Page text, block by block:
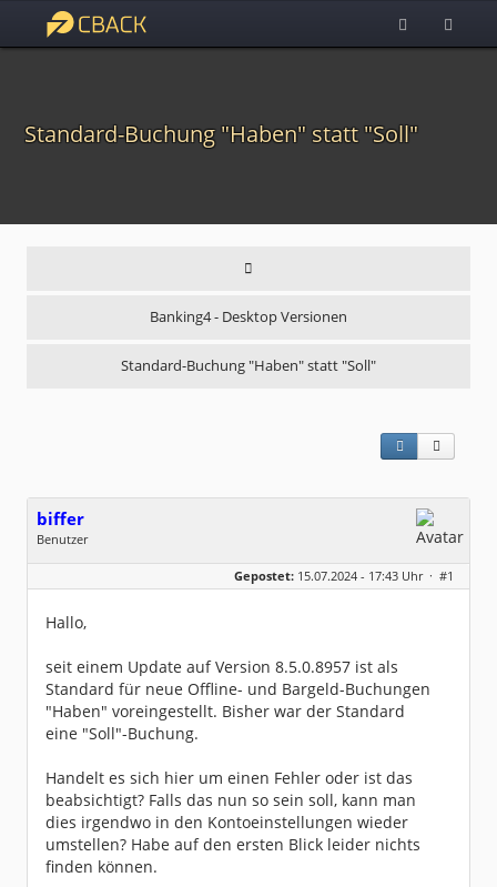
Standard-Buchung "Haben" statt "Soll"
Banking4 - Desktop Versionen
Standard-Buchung "Haben" statt "Soll"
biffer
Benutzer
Geschlecht:
keine Angabe
Dabei seit:
06 / 2017
Gepostet: 15.07.2024 - 17:43 Uhr · #1
Hallo,
seit einem Update auf Version 8.5.0.8957 ist als
Standard für neue Offline- und Bargeld-Buchungen
"Haben" voreingestellt. Bisher war der Standard
eine "Soll"-Buchung.
Handelt es sich hier um einen Fehler oder ist das
beabsichtigt? Falls das nun so sein soll, kann man
dies irgendwo in den Kontoeinstellungen wieder
umstellen? Habe auf den ersten Blick leider nichts
finden können.